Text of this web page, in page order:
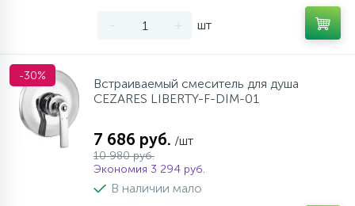
Гарантия
Возврат товара
Душевые кабины
Комплектующие
Комплектующие
Стаканы для ванной
Щетки для унитаза
- + шт
-30%
Встраиваемый смеситель для душа
CEZARES LIBERTY-F-DIM-01
7 686 руб. /шт
10 980 руб.
Экономия 3 294 руб.
В наличии мало